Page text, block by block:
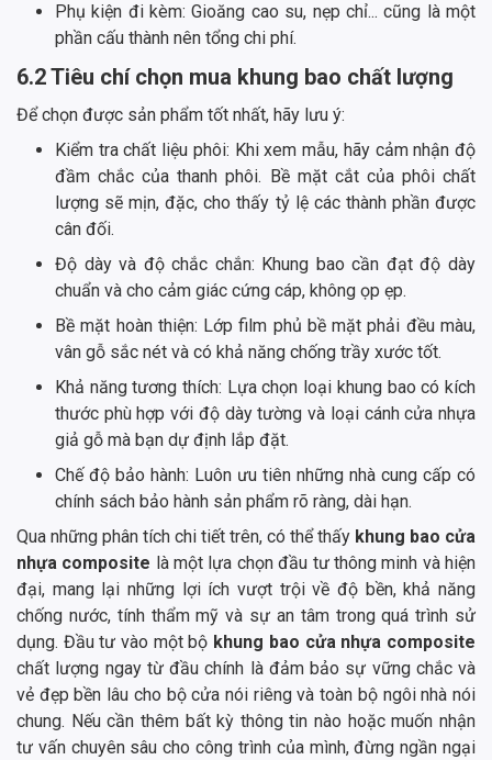
Phụ kiện đi kèm: Gioăng cao su, nẹp chỉ... cũng là một
phần cấu thành nên tổng chi phí.
6.2 Tiêu chí chọn mua khung bao chất lượng
Để chọn được sản phẩm tốt nhất, hãy lưu ý:
Kiểm tra chất liệu phôi: Khi xem mẫu, hãy cảm nhận độ
đầm chắc của thanh phôi. Bề mặt cắt của phôi chất
lượng sẽ mịn, đặc, cho thấy tỷ lệ các thành phần được
cân đối.
Độ dày và độ chắc chắn: Khung bao cần đạt độ dày
chuẩn và cho cảm giác cứng cáp, không ọp ẹp.
Bề mặt hoàn thiện: Lớp film phủ bề mặt phải đều màu,
vân gỗ sắc nét và có khả năng chống trầy xước tốt.
Khả năng tương thích: Lựa chọn loại khung bao có kích
thước phù hợp với độ dày tường và loại cánh cửa nhựa
giả gỗ mà bạn dự định lắp đặt.
Chế độ bảo hành: Luôn ưu tiên những nhà cung cấp có
chính sách bảo hành sản phẩm rõ ràng, dài hạn.
Qua những phân tích chi tiết trên, có thể thấy khung bao cửa
nhựa composite là một lựa chọn đầu tư thông minh và hiện
đại, mang lại những lợi ích vượt trội về độ bền, khả năng
chống nước, tính thẩm mỹ và sự an tâm trong quá trình sử
dụng. Đầu tư vào một bộ khung bao cửa nhựa composite
chất lượng ngay từ đầu chính là đảm bảo sự vững chắc và
vẻ đẹp bền lâu cho bộ cửa nói riêng và toàn bộ ngôi nhà nói
chung. Nếu cần thêm bất kỳ thông tin nào hoặc muốn nhận
tư vấn chuyên sâu cho công trình của mình, đừng ngần ngại